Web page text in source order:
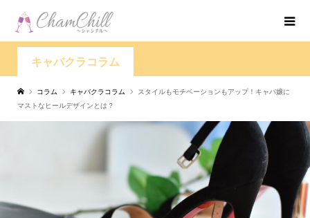
キャバクラコラム
コラム キャバクラコラム
スタイルもモチベーションもアップ！キャバ嬢に
マストなヒールデザインとは？